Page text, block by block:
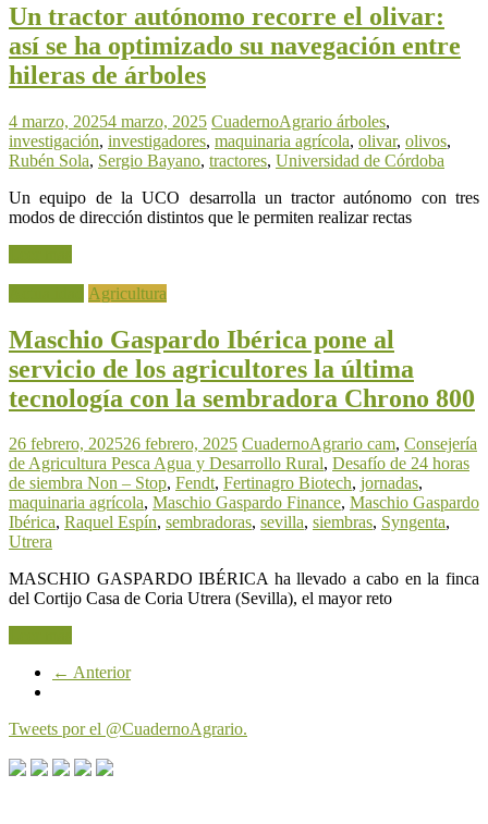
Un tractor autónomo recorre el olivar:
así se ha optimizado su navegación entre
hileras de árboles
4 marzo, 20254 marzo, 2025 CuadernoAgrario árboles,
investigación, investigadores, maquinaria agrícola, olivar, olivos,
Rubén Sola, Sergio Bayano, tractores, Universidad de Córdoba
Un equipo de la UCO desarrolla un tractor autónomo con tres
modos de dirección distintos que le permiten realizar rectas
Agricultura
Maschio Gaspardo Ibérica pone al
servicio de los agricultores la última
tecnología con la sembradora Chrono 800
26 febrero, 202526 febrero, 2025 CuadernoAgrario cam, Consejería
de Agricultura Pesca Agua y Desarrollo Rural, Desafío de 24 horas
de siembra Non – Stop, Fendt, Fertinagro Biotech, jornadas,
maquinaria agrícola, Maschio Gaspardo Finance, Maschio Gaspardo
Ibérica, Raquel Espín, sembradoras, sevilla, siembras, Syngenta,
Utrera
MASCHIO GASPARDO IBÉRICA ha llevado a cabo en la finca
del Cortijo Casa de Coria Utrera (Sevilla), el mayor reto
← Anterior
Tweets por el @CuadernoAgrario.